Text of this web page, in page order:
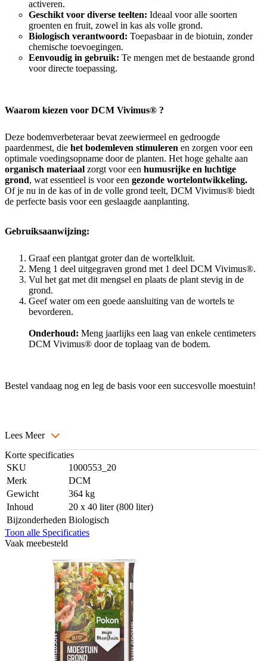
activeren.
Geschikt voor diverse teelten: Ideaal voor alle soorten
groenten en fruit, zowel in kas als volle grond.
Biologisch verantwoord: Toepasbaar in de biotuin, zonder
chemische toevoegingen.
Eenvoudig in gebruik: Te mengen met de bestaande grond
voor directe toepassing.
Waarom kiezen voor DCM Vivimus® ?
Deze bodemverbeteraar bevat zeewiermeel en gedroogde
paardenmest, die het bodemleven stimuleren en zorgen voor een
optimale voedingsopname door de planten. Het hoge gehalte aan
organisch materiaal zorgt voor een humusrijke en luchtige
grond, wat essentieel is voor een gezonde wortelontwikkeling.
Of je nu in de kas of in de volle grond teelt, DCM Vivimus® biedt
de perfecte basis voor een geslaagde aanplanting.
Gebruiksaanwijzing:
Graaf een plantgat groter dan de wortelkluit.
Meng 1 deel uitgegraven grond met 1 deel DCM Vivimus®.
Vul het gat met dit mengsel en plaats de plant stevig in de
grond.
Geef water om een goede aansluiting van de wortels te
bevorderen.
Onderhoud: Meng jaarlijks een laag van enkele centimeters
DCM Vivimus® door de toplaag van de bodem.
Bestel vandaag nog en leg de basis voor een succesvolle moestuin!
Lees Meer
Korte specificaties
SKU
1000553_20
Merk
DCM
Gewicht
364 kg
Inhoud
20 x 40 liter (800 liter)
Bijzonderheden Biologisch
Toon alle Specificaties
Vaak meebesteld